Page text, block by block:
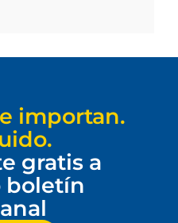
importan.
gratis a
boletín